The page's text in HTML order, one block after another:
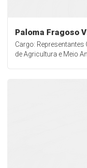
Paloma Fragoso
Cargo:
de Agricultura e Meio